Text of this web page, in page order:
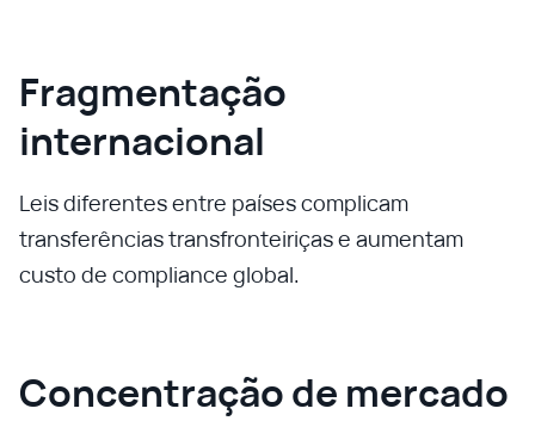
Fragmentação
internacional
Leis diferentes entre países complicam
transferências transfronteiriças e aumentam
custo de compliance global.
Concentração de mercado